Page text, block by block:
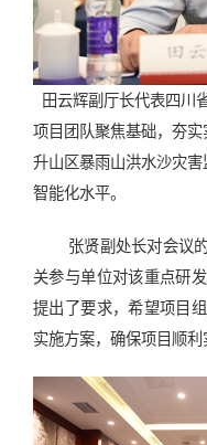
田云辉副厅长代表四川
项目团队聚焦基础，夯
升山区暴雨山洪水沙灾
智能化水平。
张贤副处长对会议
关参与单位对该重点研
提出了要求，希望项目
实施方案，确保项目顺利